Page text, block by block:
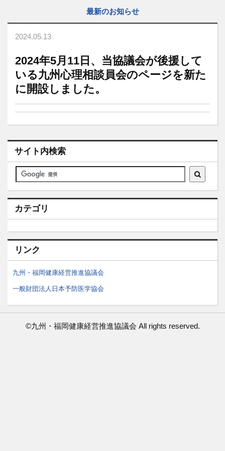
最新のお知らせ
2024.05.13
2024年5月11日、当協議会が後援して
いる九州心理相談員会のページを新た
に開設しました。
サイト内検索
カテゴリ
リンク
九州・福岡健康経営推進協議会
一般財団法人日本予防医学協会
©九州・福岡健康経営推進協議会 All rights reserved.